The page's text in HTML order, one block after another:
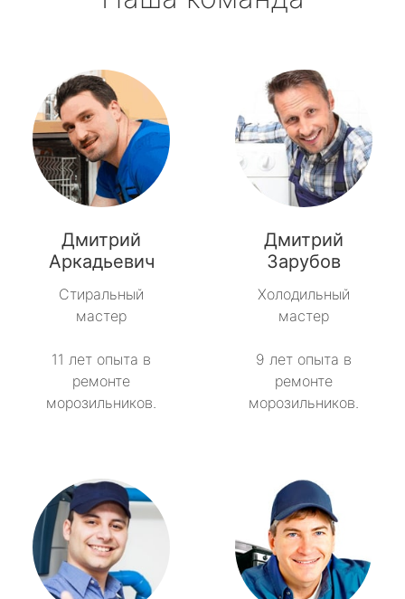
Дмитрий
Аркадьевич
Стиральный
мастер
11 лет опыта в
ремонте
морозильников.
Дмитрий
Зарубов
Холодильный
мастер
9 лет опыта в
ремонте
морозильников.